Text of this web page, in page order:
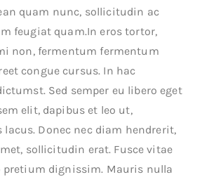
quam nunc, sollicitudin ac
feugiat quam.In eros tortor,
non, fermentum fermentum
congue cursus. In hac
Sed semper eu libero eget
elit, dapibus et leo ut,
Donec nec diam hendrerit,
sollicitudin erat. Fusce vitae
pretium dignissim. Mauris nulla